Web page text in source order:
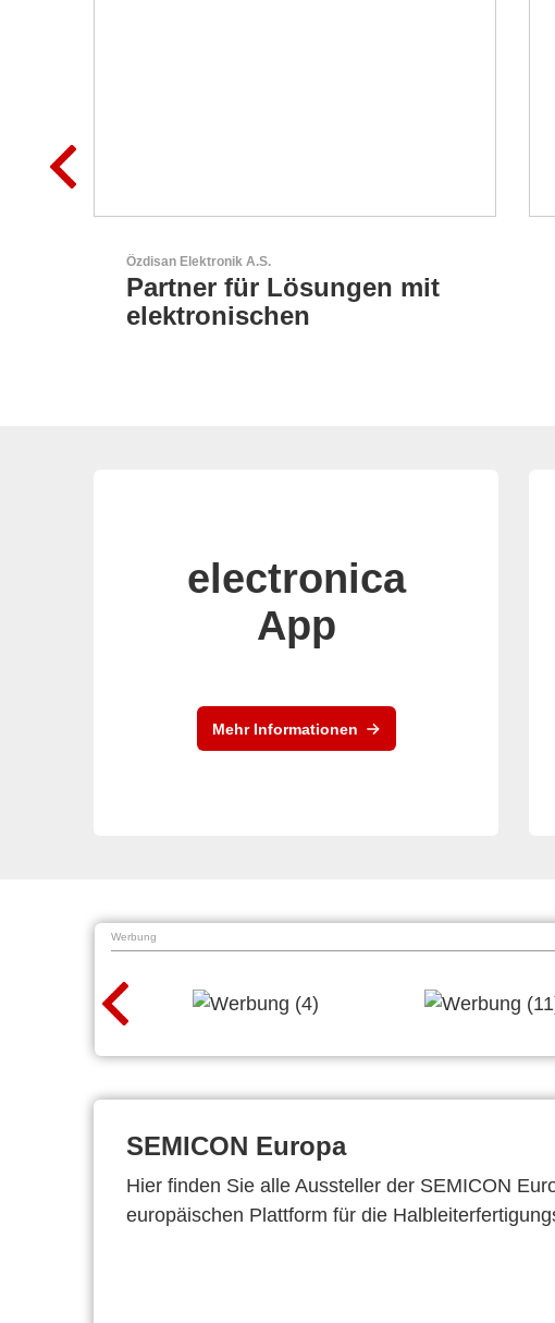
Esseti Srl
Ihr Partner für High-Tech-
Leiterplatten
electronica
App
Mehr Informationen
Werbung
SEMICON Europa
Hier finden Sie alle Aussteller der SEMICON
europäischen Plattform für die